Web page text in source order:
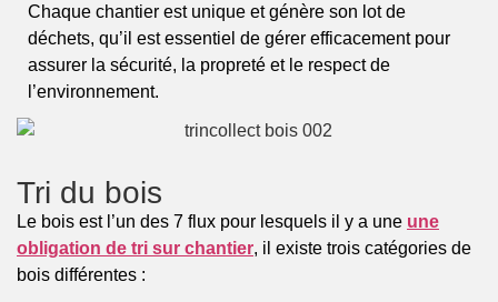
Chaque chantier est unique et génère son lot de
déchets, qu’il est essentiel de gérer efficacement pour
assurer la sécurité, la propreté et le respect de
l’environnement.
Tri du bois
Le bois est l’un des 7 flux pour lesquels il y a une une
obligation de tri sur chantier, il existe trois catégories de
bois différentes :